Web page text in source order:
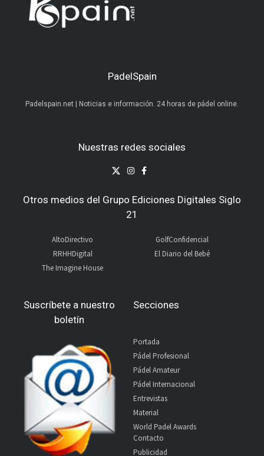
PadelSpain
Padelspain.net | Noticias e información. 24 horas de pádel online.
Nuestras redes sociales
Otros medios del Grupo Ediciones Digitales Siglo
21
AltoDirectivo
RRHHDigital
The Imagine House
GolfConfidencial
El Diario del Bebé
Suscríbete a nuestro
boletín
Secciones
Portada
Pádel Profesional
Pádel Amateur
Pádel Internacional
Entrevistas
Material
World Padel Awards
Contacto
Publicidad